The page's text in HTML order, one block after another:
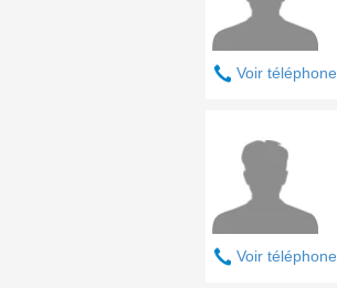
Voir téléphone
Voir téléphone